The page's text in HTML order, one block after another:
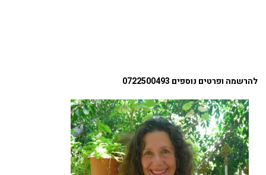
להרשמה ופרטים נוספים 0722500493